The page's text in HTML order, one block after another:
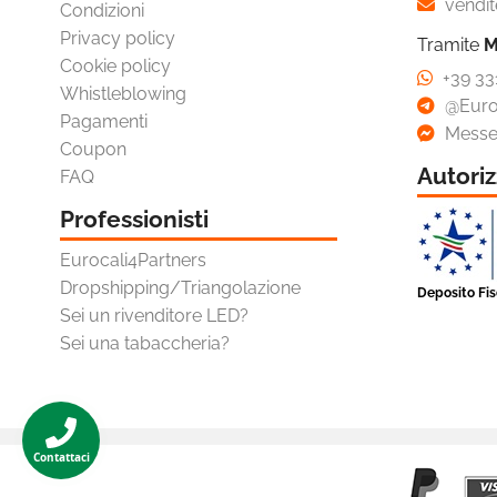
Portafaretti
Portalampade
Adattatori
Lampade Solari
Accessori Illuminazione
Lampadine Auto - Moto
Articoli Per Fumatori
Sexy Shop
Condizioni
Privacy policy
Cookie policy
Whistleblowing
Pagamenti
Coupon
FAQ
Professionisti
Eurocali4Partners
Dropshipping/Triangolazione
Sei un rivenditore LED?
Sei una tabaccheria?
Tramite
+39
Deposito
Contattaci